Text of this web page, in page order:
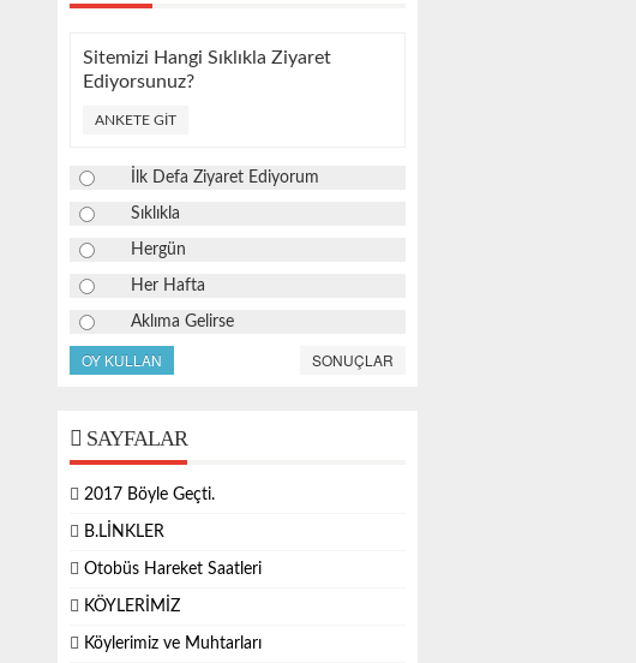
Sitemizi Hangi Sıklıkla Ziyaret
Ediyorsunuz?
ANKETE GIT
İlk Defa Ziyaret Ediyorum
Sıklıkla
Hergün
Her Hafta
Aklıma Gelirse
OY KULLAN SONUÇLAR
SAYFALAR
2017 Böyle Geçti.
B.LİNKLER
Otobüs Hareket Saatleri
KÖYLERİMİZ
Köylerimiz ve Muhtarları